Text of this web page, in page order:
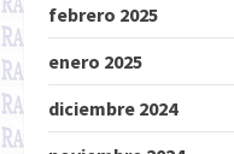
febrero 2025
enero 2025
diciembre 2024